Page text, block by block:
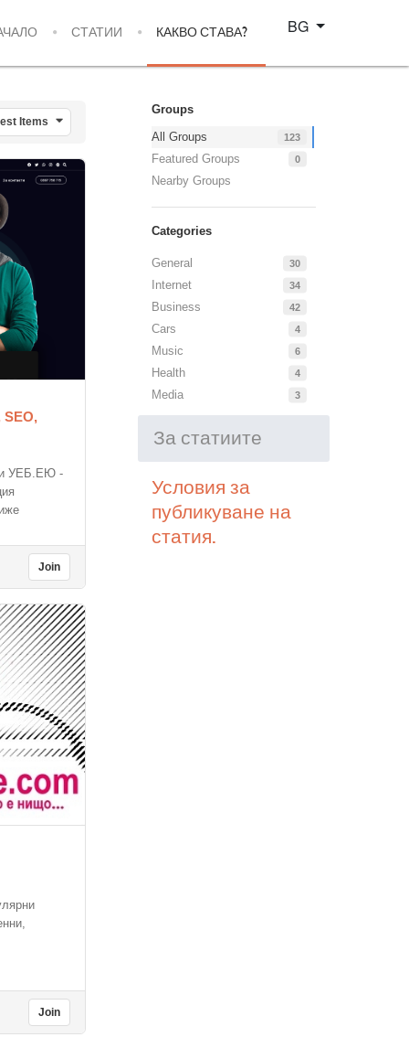
СТАТИИ КАКВО СТАВА?
Изберете език
BG
Items
SEO,
УЕБ.ЕЮ -
Join
Join
Groups
All Groups
123
Featured Groups 0
Nearby Groups
Categories
General 30
Internet 34
Business 42
Cars 4
Music 6
Health 4
Media 3
За статиите
Условия за
публикуване на
статия.